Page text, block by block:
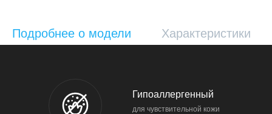
Подробнее о модели Характеристики
Гипоаллерген­ный
для чувствительной кожи